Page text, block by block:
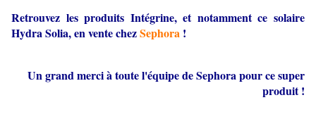
Retrouvez les produits Intégrine, et notamment ce solaire
Hydra Solia, en vente chezSephora !
Un grand merci à toute l'équipe de Sephora pour ce super
produit !